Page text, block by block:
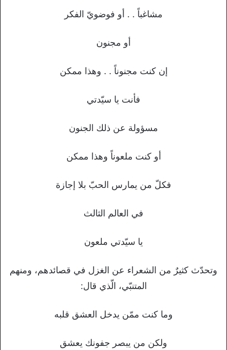
مشاغباً . . أو فوضويّ الفكر
أو مجنون
إن كنت مجنوناً . . وهذا ممكن
فأنت يا سيّدتي
مسؤولة عن ذلك الجنون
أو كنت ملعوناً وهذا ممكن
فكلّ من يمارس الحبّ بلا إجازة
في العالم الثالث
يا سيّدتي ملعون
وتحدّث كثيرٌ من الشعراء عن الغزل في قصائدهم، ومنهم
المتنبّي، الّذي قال:
وما كنت ممّن يدخل العشق قلبه
ولكن من يبصر جفونك يعشق